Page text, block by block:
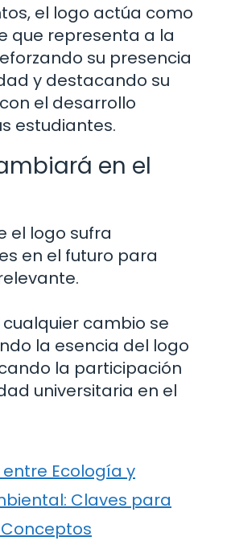
el logo actúa como
que representa a la
su presencia
y destacando su
el desarrollo
estudiantes.
en el
el logo sufra
en el futuro para
cambio se
la esencia del logo
la participación
universitaria en el
Ecología y
Claves para